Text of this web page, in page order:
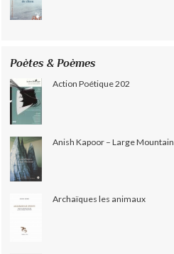
Poètes & Poèmes
Action Poétique 202
Anish Kapoor – Large Mountain
Archaïques les animaux